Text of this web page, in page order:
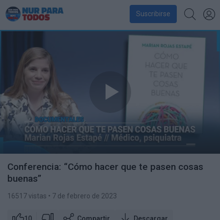
Suscribirse
Conferencia: “Cómo hacer que te pasen cosas
buenas”
16517 vistas • 7 de febrero de 2023